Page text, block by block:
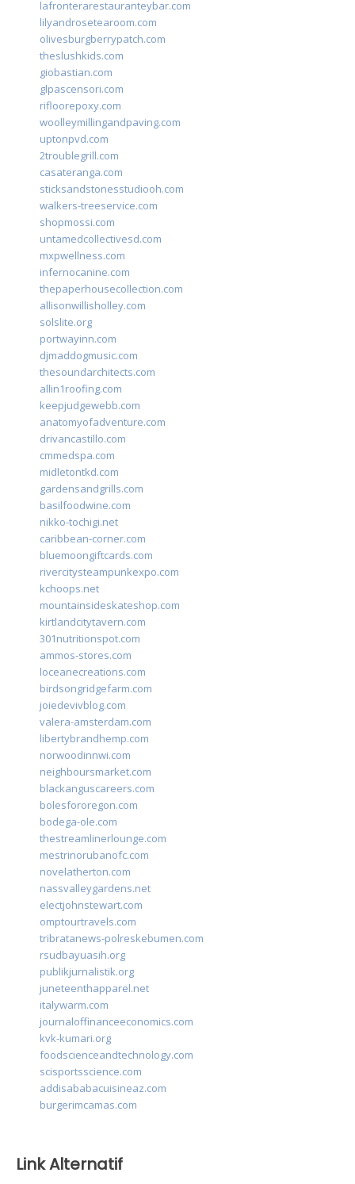
lafronterarestauranteybar.com
lilyandrosetearoom.com
olivesburgberrypatch.com
theslushkids.com
giobastian.com
glpascensori.com
rifloorepoxy.com
woolleymillingandpaving.com
uptonpvd.com
2troublegrill.com
casateranga.com
sticksandstonesstudiooh.com
walkers-treeservice.com
shopmossi.com
untamedcollectivesd.com
mxpwellness.com
infernocanine.com
thepaperhousecollection.com
allisonwillisholley.com
solslite.org
portwayinn.com
djmaddogmusic.com
thesoundarchitects.com
allin1roofing.com
keepjudgewebb.com
anatomyofadventure.com
drivancastillo.com
cmmedspa.com
midletontkd.com
gardensandgrills.com
basilfoodwine.com
nikko-tochigi.net
caribbean-corner.com
bluemoongiftcards.com
rivercitysteampunkexpo.com
kchoops.net
mountainsideskateshop.com
kirtlandcitytavern.com
301nutritionspot.com
ammos-stores.com
loceanecreations.com
birdsongridgefarm.com
joiedevivblog.com
valera-amsterdam.com
libertybrandhemp.com
norwoodinnwi.com
neighboursmarket.com
blackanguscareers.com
bolesfororegon.com
bodega-ole.com
thestreamlinerlounge.com
mestrinorubanofc.com
novelatherton.com
nassvalleygardens.net
electjohnstewart.com
omptourtravels.com
tribratanews-polreskebumen.com
rsudbayuasih.org
publikjurnalistik.org
juneteenthapparel.net
italywarm.com
journaloffinanceeconomics.com
kvk-kumari.org
foodscienceandtechnology.com
scisportsscience.com
addisababacuisineaz.com
burgerimcamas.com
Link Alternatif